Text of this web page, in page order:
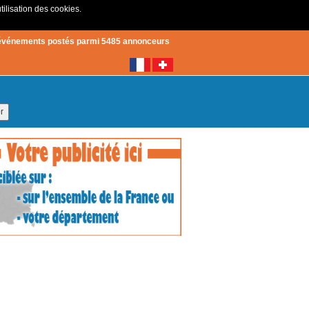
des cookies.Créer un compte
postés parmi 5485 annonceurs